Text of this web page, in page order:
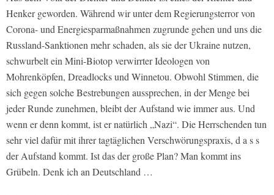
Henker geworden. Während wir unter dem Regierungsterror von
Corona- und Energiesparmaßnahmen zugrunde gehen und uns die
Russland-Sanktionen mehr schaden, als sie der Ukraine nutzen,
schwurbelt ein Mini-Biotop verwirrter Ideologen von
Mohrenköpfen, Dreadlocks und Winnetou. Obwohl Stimmen, die
sich gegen solche Bestrebungen aussprechen, in der Menge bei
jeder Runde zunehmen, bleibt der Aufstand wie immer aus. Und
wenn er denn kommt, ist er natürlich „Nazi“. Die Herrschenden tun
sehr viel dafür mit ihrer tagtäglichen Verschwörungspraxis, d a s s
der Aufstand kommt. Ist das der große Plan? Man kommt ins
Grübeln. Denk ich an Deutschland …